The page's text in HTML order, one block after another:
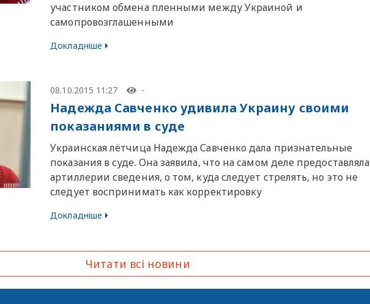
участником обмена пленными между Украиной и
самопровозглашенными
Докладніше
08.10.2015 11:27 -
Надежда Савченко удивила Украину своими
показаниями в суде
Украинская лётчица Надежда Савченко дала признательные
показания в суде. Она заявила, что на самом деле предоставляла
артиллерии сведения, о том, куда следует стрелять, но это не
следует воспринимать как корректировку
Докладніше
Читати всі новини